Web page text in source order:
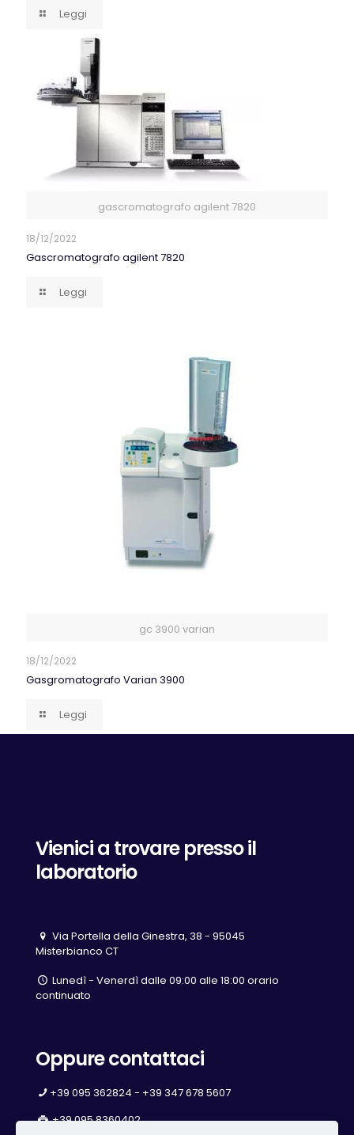
Leggi
gascromatografo agilent 7820
18/12/2022
Gascromatografo agilent 7820
Leggi
gc 3900 varian
18/12/2022
Gasgromatografo Varian 3900
Leggi
Vienici a trovare presso il
laboratorio
Via Portella della Ginestra, 38 - 95045
Misterbianco CT
Lunedì - Venerdì dalle 09:00 alle 18:00 orario
continuato
Oppure contattaci
+39 095 362824 - +39 347 678 5607
+39 095 8360402